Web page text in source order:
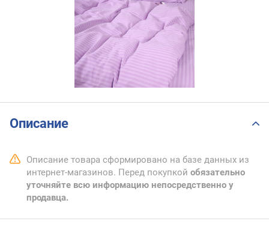
Описание
Описание товара сформировано на базе данных из
интернет-магазинов. Перед покупкой обязательно
уточняйте всю информацию непосредственно у
продавца.